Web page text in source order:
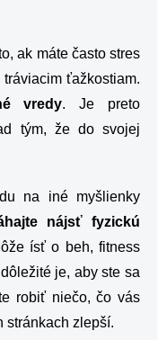
ak máte často stres
ťažkostiam.
vredy. Je preto
tým, že do svojej
na iné myšlienky
nájsť fyzickú
ísť o beh, fitness
je, aby ste sa
robiť niečo, čo vás
stránkach zlepší.